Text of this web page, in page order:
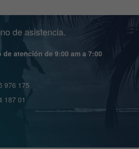
de asistencia.
de atención de 9:00 am a 7:00
976 175
187 01